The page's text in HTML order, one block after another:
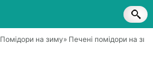
Помідори на зиму» Печені помідори на